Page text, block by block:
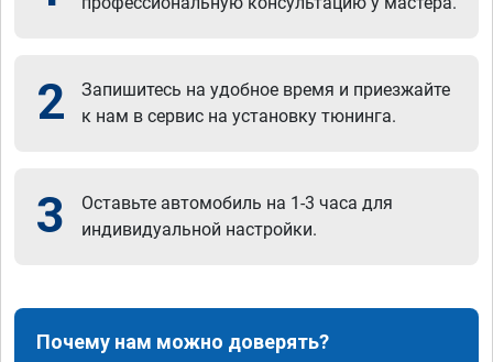
2
Запишитесь на удобное время и приезжайте
к нам в сервис на установку тюнинга.
3
Оставьте автомобиль на 1-3 часа для
индивидуальной настройки.
Почему нам можно доверять?